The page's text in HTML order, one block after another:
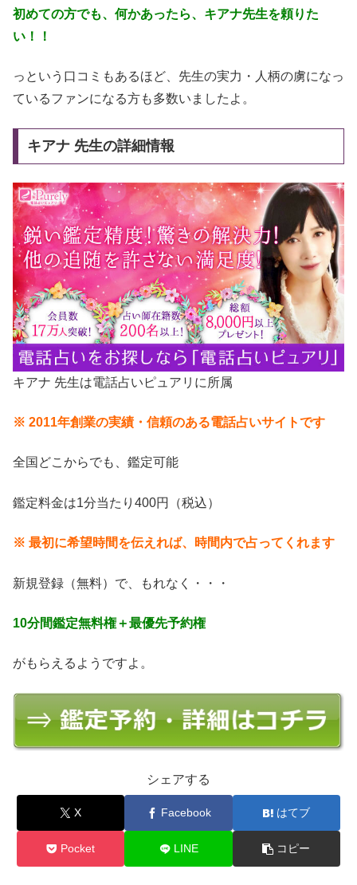
初めての方でも、何かあったら、キアナ先生を頼りた
い！！
っという口コミもあるほど、先生の実力・人柄の虜になっ
ているファンになる方も多数いましたよ。
キアナ 先生の詳細情報
キアナ 先生は電話占いピュアリに所属
※ 2011年創業の実績・信頼のある電話占いサイトです
全国どこからでも、鑑定可能
鑑定料金は1分当たり400円（税込）
※ 最初に希望時間を伝えれば、時間内で占ってくれます
新規登録（無料）で、もれなく・・・
10分間鑑定無料権＋最優先予約権
がもらえるようですよ。
シェアする
X Facebook はてブ
Pocket LINE コピー